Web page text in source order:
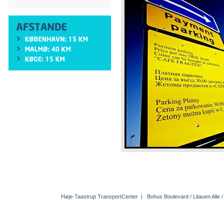
Høje-Taastrup TransportCenter | Bohus Boulevard /